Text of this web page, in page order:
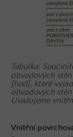
Tabulka:
obvodových
[hod], které
obvodových
Uvažujeme
Vnitřní